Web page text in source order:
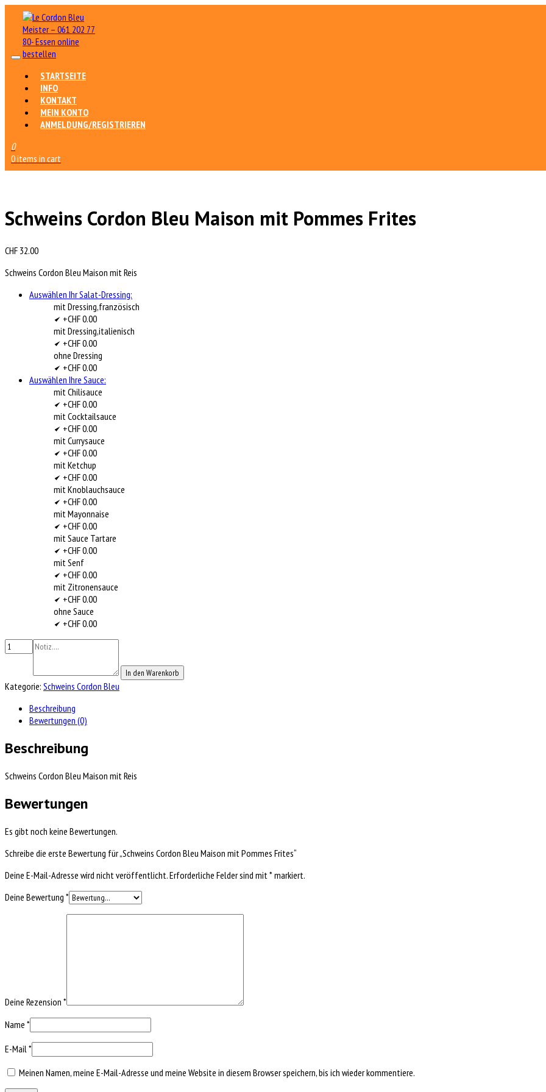
STARTSEITE
INFO
KONTAKT
MEIN KONTO
ANMELDUNG/REGISTRIEREN
0
0 items in cart
Schweins Cordon Bleu Maison mit Pommes Frites
CHF 32.00
Schweins Cordon Bleu Maison mit Reis
Auswählen Ihr Salat-Dressing:
mit Dressing,französisch
+CHF 0.00
mit Dressing,italienisch
+CHF 0.00
ohne Dressing
+CHF 0.00
Auswählen Ihre Sauce:
mit Chilisauce
+CHF 0.00
mit Cocktailsauce
+CHF 0.00
mit Currysauce
+CHF 0.00
mit Ketchup
+CHF 0.00
mit Knoblauchsauce
+CHF 0.00
mit Mayonnaise
+CHF 0.00
mit Sauce Tartare
+CHF 0.00
mit Senf
+CHF 0.00
mit Zitronensauce
+CHF 0.00
ohne Sauce
+CHF 0.00
In den Warenkorb
Kategorie: Schweins Cordon Bleu
Beschreibung
Bewertungen (0)
Beschreibung
Schweins Cordon Bleu Maison mit Reis
Bewertungen
Es gibt noch keine Bewertungen.
Schreibe die erste Bewertung für „Schweins Cordon Bleu Maison mit Pommes Frites“
Deine E-Mail-Adresse wird nicht veröffentlicht.Erforderliche Felder sind mit *markiert.
Deine Bewertung *
Deine Rezension *
Name *
E-Mail *
Meinen Namen, meine E-Mail-Adresse und meine Website in diesem Browser speichern, bis ich wieder kommentiere.